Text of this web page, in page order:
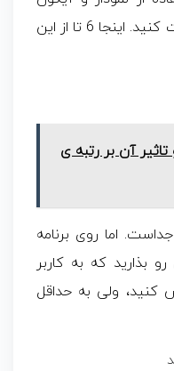
خیلی چیزهای دیگه رو هم رعایت کنید. اینجا 6 تا از این
آن بر رتبه ی
اما روی برنامه
بذارید که به کاربر
کنید، ولی به حداقل